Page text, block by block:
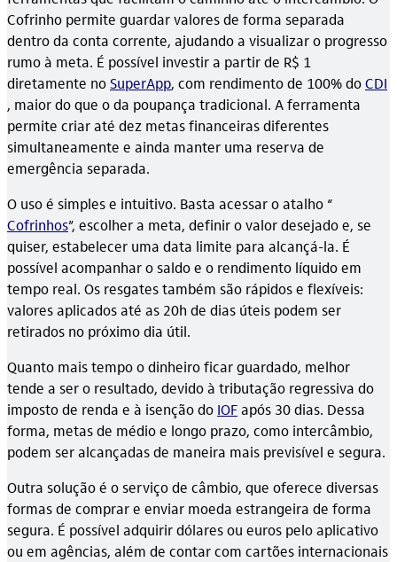
Cofrinho permite guardar valores de forma separada
dentro da conta corrente, ajudando a visualizar o progresso
rumo à meta. É possível investir a partir de R$ 1
diretamente noSuperApp, com rendimento de 100% doCDI
, maior do que o da poupança tradicional. A ferramenta
permite criar até dez metas financeiras diferentes
simultaneamente e ainda manter uma reserva de
emergência separada.
O uso é simples e intuitivo. Basta acessar o atalho “
Cofrinhos”, escolher a meta, definir o valor desejado e, se
quiser, estabelecer uma data limite para alcançá-la. É
possível acompanhar o saldo e o rendimento líquido em
tempo real. Os resgates também são rápidos e flexíveis:
valores aplicados até as 20h de dias úteis podem ser
retirados no próximo dia útil.
Quanto mais tempo o dinheiro ficar guardado, melhor
tende a ser o resultado, devido à tributação regressiva do
imposto de renda e à isenção do IOFapós 30 dias. Dessa
forma, metas de médio e longo prazo, como intercâmbio,
podem ser alcançadas de maneira mais previsível e segura.
Outra solução é o serviço de câmbio, que oferece diversas
formas de comprar e enviar moeda estrangeira de forma
segura. É possível adquirir dólares ou euros pelo aplicativo
ou em agências, além de contar com cartões internacionais